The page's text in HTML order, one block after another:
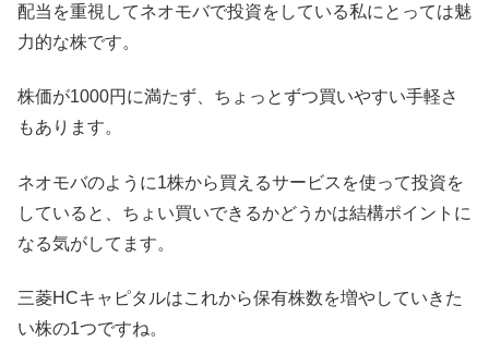
配当を重視してネオモバで投資をしている私にとっては魅
力的な株です。
株価が1000円に満たず、ちょっとずつ買いやすい手軽さ
もあります。
ネオモバのように1株から買えるサービスを使って投資を
していると、ちょい買いできるかどうかは結構ポイントに
なる気がしてます。
三菱HCキャピタルはこれから保有株数を増やしていきた
い株の1つですね。